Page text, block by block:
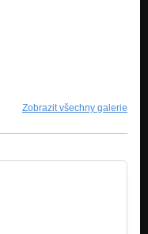
Zobrazit všechny galerie